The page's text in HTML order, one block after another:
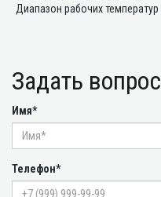
Диапазон рабочих температур
Задать вопрос
Имя*
Телефон*